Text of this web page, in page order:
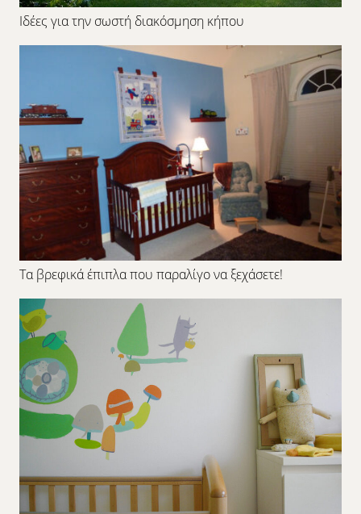
Ιδέες για την σωστή διακόσμηση κήπου
Τα βρεφικά έπιπλα που παραλίγο να ξεχάσετε!